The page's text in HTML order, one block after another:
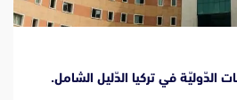
الدّوليّة في تركيا الدّليل الشامل.